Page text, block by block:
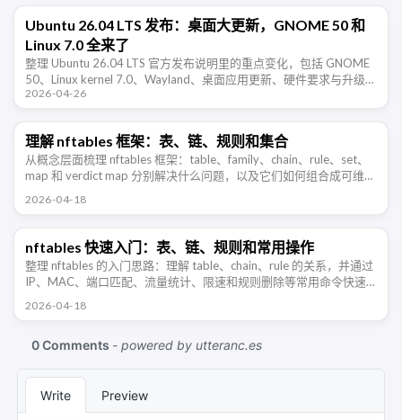
Ubuntu 26.04 LTS 发布：桌面大更新，GNOME 50 和
Linux 7.0 全来了
整理 Ubuntu 26.04 LTS 官方发布说明里的重点变化，包括 GNOME
50、Linux kernel 7.0、Wayland、桌面应用更新、硬件要求与升级路
径。
2026-04-26
理解 nftables 框架：表、链、规则和集合
从概念层面梳理 nftables 框架：table、family、chain、rule、set、
map 和 verdict map 分别解决什么问题，以及它们如何组合成可维护
2026-04-18
nftables 快速入门：表、链、规则和常用操作
整理 nftables 的入门思路：理解 table、chain、rule 的关系，并通过
IP、MAC、端口匹配、流量统计、限速和规则删除等常用命令快速
2026-04-18